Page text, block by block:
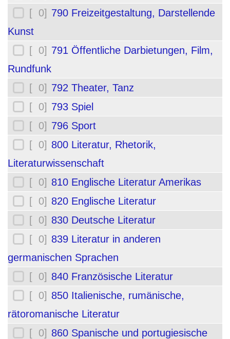
[ 0] 790 Freizeitgestaltung, Darstellende
Kunst
[ 0] 791 Öffentliche Darbietungen, Film,
Rundfunk
[ 0] 792 Theater, Tanz
[ 0] 793 Spiel
[ 0] 796 Sport
[ 0] 800 Literatur, Rhetorik,
Literaturwissenschaft
[ 0] 810 Englische Literatur Amerikas
[ 0] 820 Englische Literatur
[ 0] 830 Deutsche Literatur
[ 0] 839 Literatur in anderen
germanischen Sprachen
[ 0] 840 Französische Literatur
[ 0] 850 Italienische, rumänische,
rätoromanische Literatur
[ 0] 860 Spanische und portugiesische